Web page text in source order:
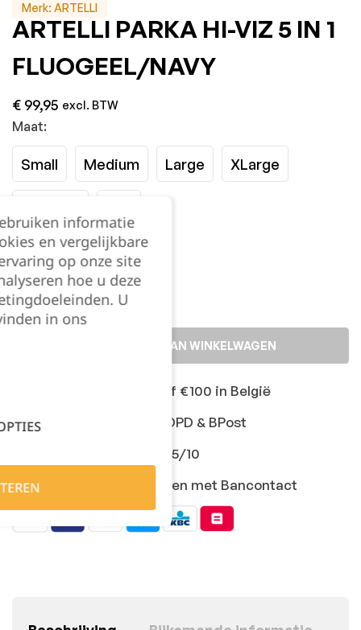
Merk: ARTELLI
ARTELLI PARKA HI-VIZ 5 IN 1
FLUOGEEL/NAVY
€ 99,95 excl. BTW
Maat:
Small Medium Large XLarge
Kies je aantal:
TOEVOEGEN AAN WINKELWAGEN
Gratis levering vanaf €100 in België
Snelle levering met DPD & BPost
Klanten geven ons 9,5/10
Veilig online afrekenen met Bancontact
informatie
en vergelijkbare
op onze site
hoe u deze
U
in ons